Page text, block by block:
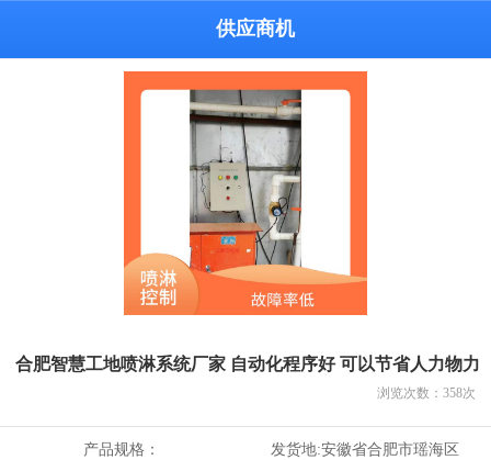
供应商机
合肥智慧工地喷淋系统厂家 自动化程序好 可以节省人力物力
浏览次数： 358次
产品规格： 发货地:安徽省合肥市瑶海区